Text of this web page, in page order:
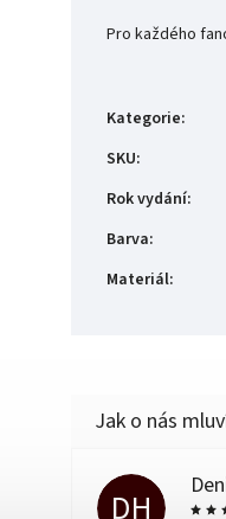
Pro každého
Kategorie:
SKU:
Rok vydání:
Barva:
Materiál:
DH